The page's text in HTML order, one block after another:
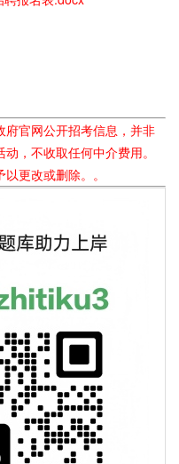
官网公开招考信息，并非
，不收取任何中介费用。
更改或删除。。